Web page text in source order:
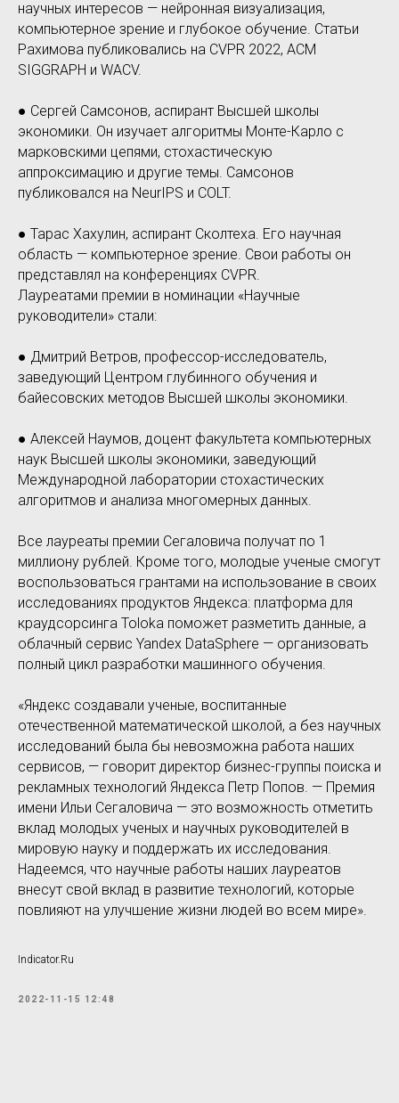
научных интересов — нейронная визуализация,
компьютерное зрение и глубокое обучение. Статьи
Рахимова публиковались на CVPR 2022, ACM
SIGGRAPH и WACV.
● Сергей Самсонов, аспирант Высшей школы
экономики. Он изучает алгоритмы Монте-Карло с
марковскими цепями, стохастическую
аппроксимацию и другие темы. Самсонов
публиковался на NeurIPS и COLT.
● Тарас Хахулин, аспирант Сколтеха. Его научная
область — компьютерное зрение. Свои работы он
представлял на конференциях CVPR.
Лауреатами премии в номинации «Научные
руководители» стали:
● Дмитрий Ветров, профессор-исследователь,
заведующий Центром глубинного обучения и
байесовских методов Высшей школы экономики.
● Алексей Наумов, доцент факультета компьютерных
наук Высшей школы экономики, заведующий
Международной лаборатории стохастических
алгоритмов и анализа многомерных данных.
Все лауреаты премии Сегаловича получат по 1
миллиону рублей. Кроме того, молодые ученые смогут
воспользоваться грантами на использование в своих
исследованиях продуктов Яндекса: платформа для
краудсорсинга Toloka поможет разметить данные, а
облачный сервис Yandex DataSphere — организовать
полный цикл разработки машинного обучения.
«Яндекс создавали ученые, воспитанные
отечественной математической школой, а без научных
исследований была бы невозможна работа наших
сервисов, — говорит директор бизнес-группы поиска и
рекламных технологий Яндекса Петр Попов. — Премия
имени Ильи Сегаловича — это возможность отметить
вклад молодых ученых и научных руководителей в
мировую науку и поддержать их исследования.
Надеемся, что научные работы наших лауреатов
внесут свой вклад в развитие технологий, которые
повлияют на улучшение жизни людей во всем мире».
Indicator.Ru
2022-11-15 12:48